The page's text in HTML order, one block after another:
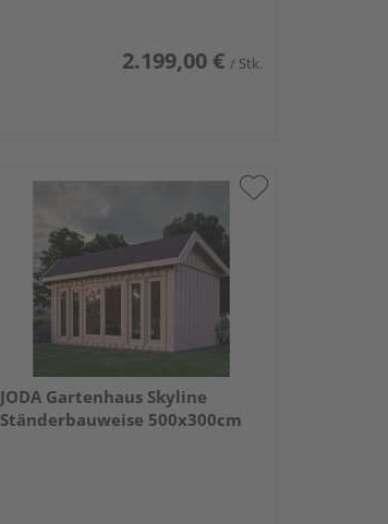
2.199,00 € / Stk.
JODA Gartenhaus Skyline
Ständerbauweise 500x300cm